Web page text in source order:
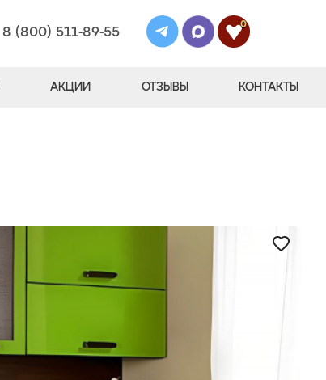
8 (800) 511-89-55
0
АКЦИИ ОТЗЫВЫ КОНТАКТЫ